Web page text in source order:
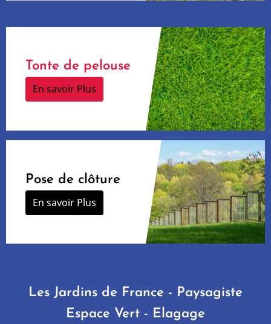
Tonte de pelouse
En savoir Plus
Pose de clôture
En savoir Plus
Les Jardins de France - Paysagiste
Espace Vert - Elagage